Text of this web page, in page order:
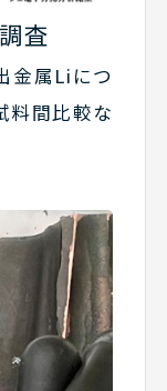
査
金属Liにつ
料間比較な